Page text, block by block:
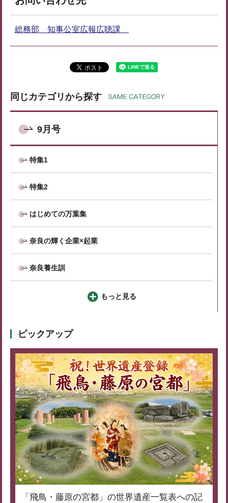
総務部 知事公室広報広聴課
同じカテゴリから探す
9月号
特集1
特集2
はじめての万葉集
奈良の輝く企業×起業
奈良養生訓
もっと見る
ピックアップ
「飛鳥・藤原の宮都」の世界遺産一覧表への記